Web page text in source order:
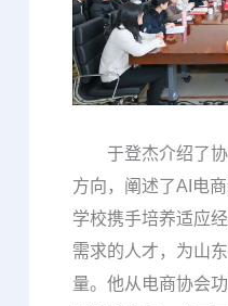
于登杰介绍了协
方向，阐述了AI电
学校携手培养适应
需求的人才，为山
量。他从电商协会